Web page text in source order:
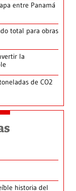
entre Panamá
total para obras
la
de CO2
historia del